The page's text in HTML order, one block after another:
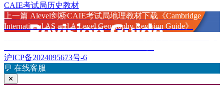
布
于
者
类
CAIE考试局历史教材
文
章
导
航
上一篇 上
篇
Alevel剑桥CAIE考试局地理教材下载《Cambridge
International AS and A Level Geography Revision Guide》
文
章：
沪ICP备2024095673号-6
💬 在线客服
✕